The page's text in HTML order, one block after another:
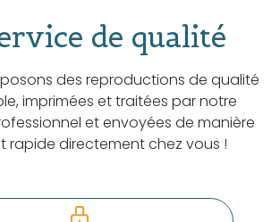
de qualité
des reproductions de qualité
imprimées et traitées par notre
et envoyées de manière
rapide directement chez vous !